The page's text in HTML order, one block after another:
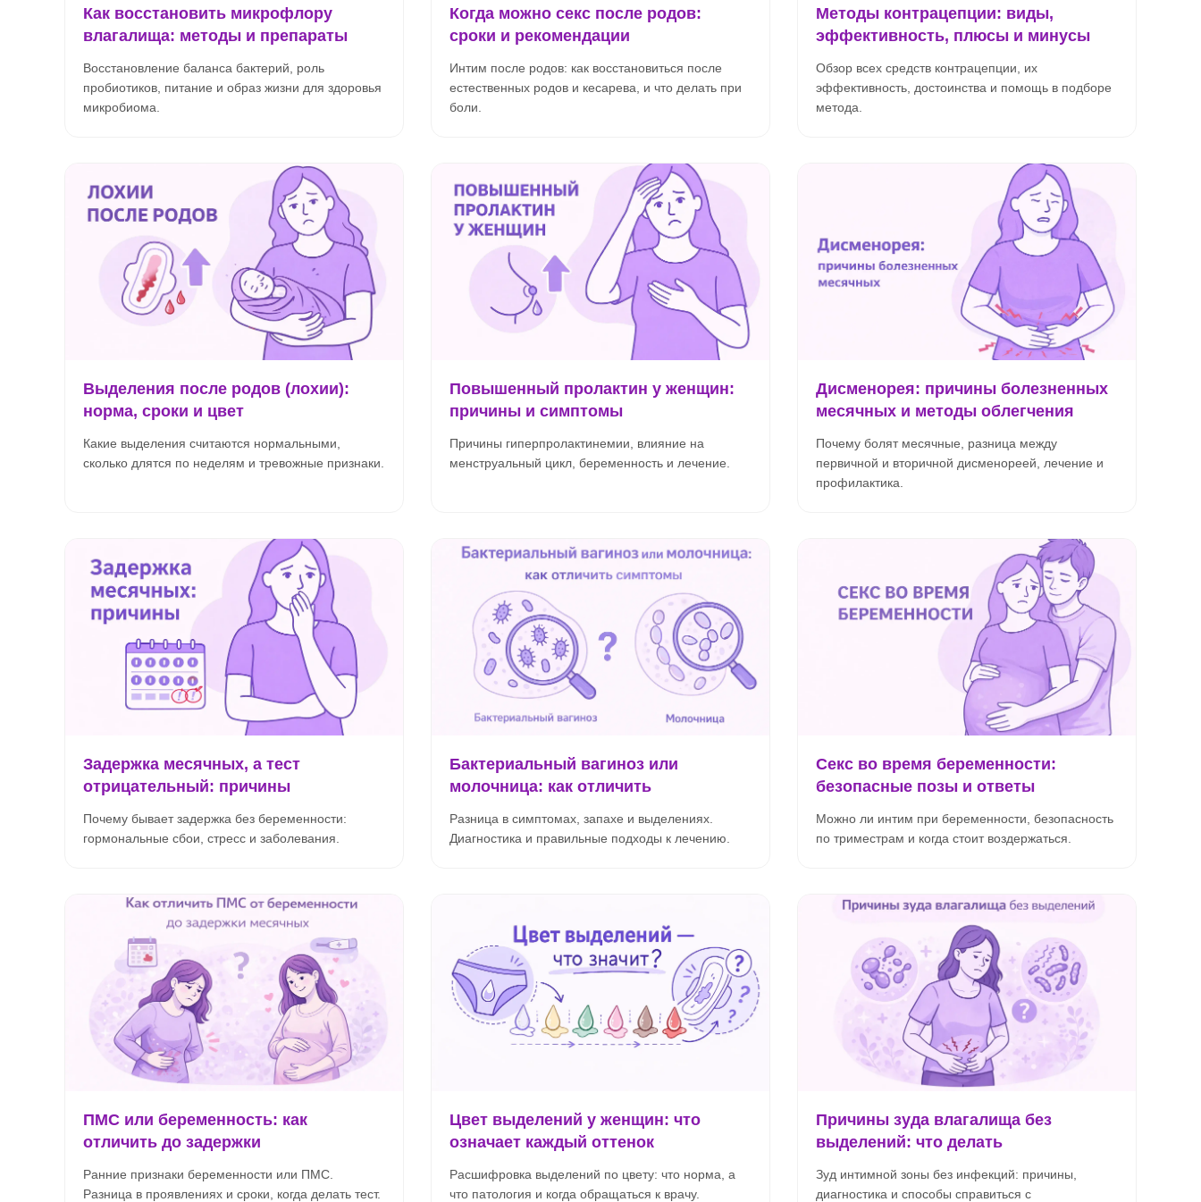
Как восстановить микрофлору
влагалища: методы и препараты
Восстановление баланса бактерий, роль
пробиотиков, питание и образ жизни для здоровья
микробиома.
Когда можно секс после родов:
сроки и рекомендации
Интим после родов: как восстановиться после
естественных родов и кесарева, и что делать при
боли.
Методы контрацепции: виды,
эффективность, плюсы и минусы
Обзор всех средств контрацепции, их
эффективность, достоинства и помощь в подборе
метода.
Выделения после родов (лохии):
норма, сроки и цвет
Какие выделения считаются нормальными,
сколько длятся по неделям и тревожные признаки.
Повышенный пролактин у женщин:
причины и симптомы
Причины гиперпролактинемии, влияние на
менструальный цикл, беременность и лечение.
Дисменорея: причины болезненных
месячных и методы облегчения
Почему болят месячные, разница между
первичной и вторичной дисменореей, лечение и
профилактика.
Задержка месячных, а тест
отрицательный: причины
Почему бывает задержка без беременности:
гормональные сбои, стресс и заболевания.
Бактериальный вагиноз или
молочница: как отличить
Разница в симптомах, запахе и выделениях.
Диагностика и правильные подходы к лечению.
Секс во время беременности:
безопасные позы и ответы
Можно ли интим при беременности, безопасность
по триместрам и когда стоит воздержаться.
ПМС или беременность: как
отличить до задержки
Ранние признаки беременности или ПМС.
Разница в проявлениях и сроки, когда делать тест.
Цвет выделений у женщин: что
означает каждый оттенок
Расшифровка выделений по цвету: что норма, а
что патология и когда обращаться к врачу.
Причины зуда влагалища без
выделений: что делать
Зуд интимной зоны без инфекций: причины,
диагностика и способы справиться с